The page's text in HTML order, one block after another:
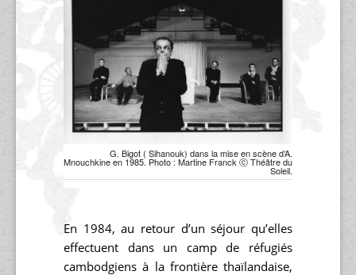
G. Bigot ( Sihanouk) dans la mise en scène d’A.
Mnouchkine en 1985. Photo : Martine Franck ⓒ Théâtre du
Soleil.
En 1984, au retour d’un séjour qu’elles
effectuent dans un camp de réfugiés
cambodgiens à la frontière thaïlandaise,